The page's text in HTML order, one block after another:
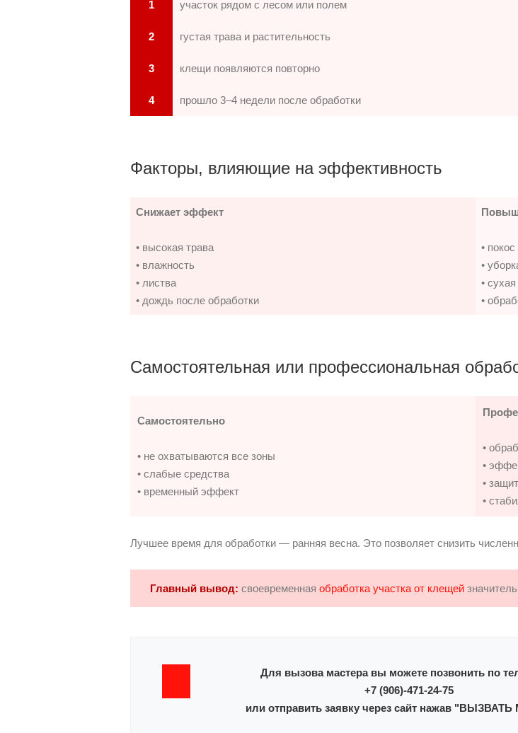
1 участок рядом с лесом или полем
2 густая трава и растительность
3 клещи появляются повторно
4 прошло 3–4 недели после обработки
Факторы, влияющие на эффективность
Снижает эффект
• высокая трава
• влажность
• листва
• дождь после обработки
•
•
•
•
Самостоятельная или профессиональная
Самостоятельно
• не охватываются все зоны
• слабые средства
• временный эффект
•
•
•
•
Лучшее время для обработки — ранняя весна. Это позволяет снизить
Главный вывод: своевременная обработка участка от клещей
Для вызова мастера вы можете позвонить по
+7 (906)-471-24-75
или отправить заявку через сайт нажав